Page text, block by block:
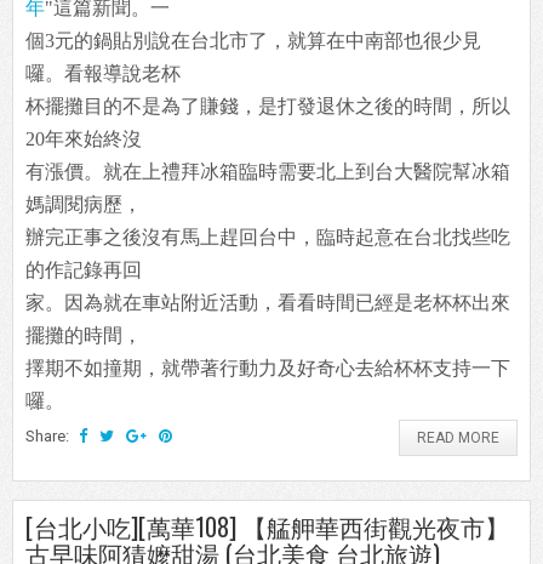
年"這篇新聞。一
個3元的鍋貼別說在台北市了，就算在中南部也很少見
囉。看報導說老杯
杯擺攤目的不是為了賺錢，是打發退休之後的時間，所以
20年來始終沒
有漲價。就在上禮拜冰箱臨時需要北上到台大醫院幫冰箱
媽調閱病歷，
辦完正事之後沒有馬上趕回台中，臨時起意在台北找些吃
的作記錄再回
家。因為就在車站附近活動，看看時間已經是老杯杯出來
擺攤的時間，
擇期不如撞期，就帶著行動力及好奇心去給杯杯支持一下
囉。
Share: READ MORE
[台北小吃][萬華108] 【艋舺華西街觀光夜市】
古早味阿猜嬤甜湯 (台北美食 台北旅遊)